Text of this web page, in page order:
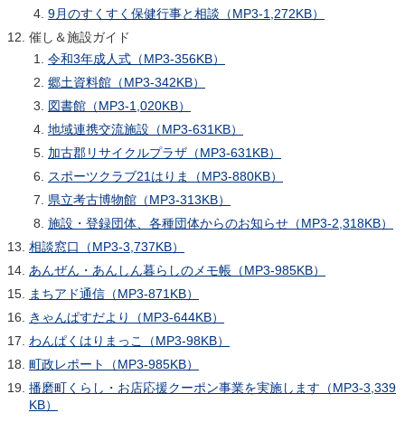
9月のすくすく保健行事と相談（MP3-1,272KB）
催し＆施設ガイド
令和3年成人式（MP3-356KB）
郷土資料館（MP3-342KB）
図書館（MP3-1,020KB）
地域連携交流施設（MP3-631KB）
加古郡リサイクルプラザ（MP3-631KB）
スポーツクラブ21はりま（MP3-880KB）
県立考古博物館（MP3-313KB）
施設・登録団体、各種団体からのお知らせ（MP3-2,318KB）
相談窓口（MP3-3,737KB）
あんぜん・あんしん暮らしのメモ帳（MP3-985KB）
まちアド通信（MP3-871KB）
きゃんぱすだより（MP3-644KB）
わんぱくはりまっこ（MP3-98KB）
町政レポート（MP3-985KB）
播磨町くらし・お店応援クーポン事業を実施します（MP3-3,339
KB）